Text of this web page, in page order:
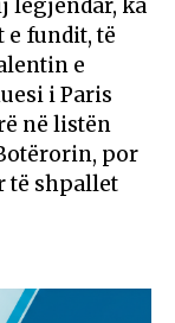
legjendar, ka
e fundit, të
e
iParis
në listën
por
të shpallet